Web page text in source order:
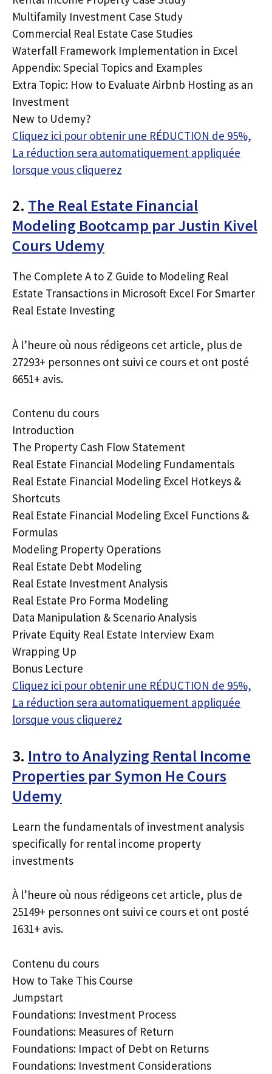
Multifamily Investment Case Study
Commercial Real Estate Case Studies
Waterfall Framework Implementation in Excel
Appendix: Special Topics and Examples
Extra Topic: How to Evaluate Airbnb Hosting as an
Investment
New to Udemy?
Cliquez ici pour obtenir une RÉDUCTION de 95%,
La réduction sera automatiquement appliquée
lorsque vous cliquerez
2. The Real Estate Financial
Modeling Bootcamp par Justin Kivel
Cours Udemy
The Complete A to Z Guide to Modeling Real
Estate Transactions in Microsoft Excel For Smarter
Real Estate Investing
À l’heure où nous rédigeons cet article, plus de
27293+ personnes ont suivi ce cours et ont posté
6651+ avis.
Contenu du cours
Introduction
The Property Cash Flow Statement
Real Estate Financial Modeling Fundamentals
Real Estate Financial Modeling Excel Hotkeys &
Shortcuts
Real Estate Financial Modeling Excel Functions &
Formulas
Modeling Property Operations
Real Estate Debt Modeling
Real Estate Investment Analysis
Real Estate Pro Forma Modeling
Data Manipulation & Scenario Analysis
Private Equity Real Estate Interview Exam
Wrapping Up
Bonus Lecture
Cliquez ici pour obtenir une RÉDUCTION de 95%,
La réduction sera automatiquement appliquée
lorsque vous cliquerez
3. Intro to Analyzing Rental Income
Properties par Symon He Cours
Udemy
Learn the fundamentals of investment analysis
specifically for rental income property
investments
À l’heure où nous rédigeons cet article, plus de
25149+ personnes ont suivi ce cours et ont posté
1631+ avis.
Contenu du cours
How to Take This Course
Jumpstart
Foundations: Investment Process
Foundations: Measures of Return
Foundations: Impact of Debt on Returns
Foundations: Investment Considerations